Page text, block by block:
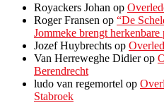
Royackers Johan op
Roger Fransen op “De
Jommeke brengt
Jozef Huybrechts op
Van Herreweghe Didierop
Berendrecht
ludo van regemortel op
Stabroek